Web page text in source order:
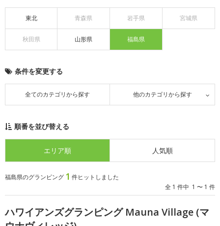
東北 青森県 岩手県 宮城県
秋田県 山形県 福島県
条件を変更する
全てのカテゴリから探す 他のカテゴリから探す
順番を並び替える
エリア順 人気順
福島県のグランピング 1 件ヒットしました
全 1 件中 1 〜 1 件
ハワイアンズグランピング Mauna Village (マ